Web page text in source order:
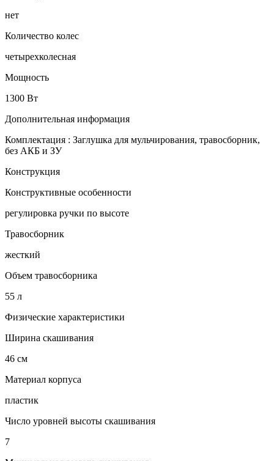
нет
Количество колес
четырехколесная
Мощность
1300 Вт
Дополнительная информация
Комплектация : Заглушка для мульчирования, травосборник,
без АКБ и ЗУ
Конструкция
Конструктивные особенности
регулировка ручки по высоте
Травосборник
жесткий
Объем травосборника
55 л
Физические характеристики
Ширина скашивания
46 см
Материал корпуса
пластик
Число уровней высоты скашивания
7